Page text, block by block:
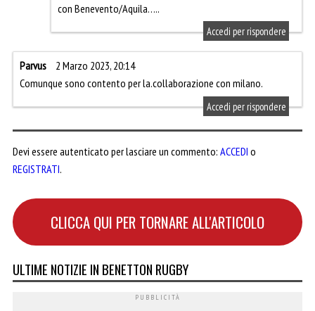
con Benevento/Aquila…..
Accedi per rispondere
Parvus
2 Marzo 2023, 20:14
Comunque sono contento per la.collaborazione con milano.
Accedi per rispondere
Devi essere autenticato per lasciare un commento: ACCEDI o
REGISTRATI.
CLICCA QUI PER TORNARE ALL'ARTICOLO
ULTIME NOTIZIE IN BENETTON RUGBY